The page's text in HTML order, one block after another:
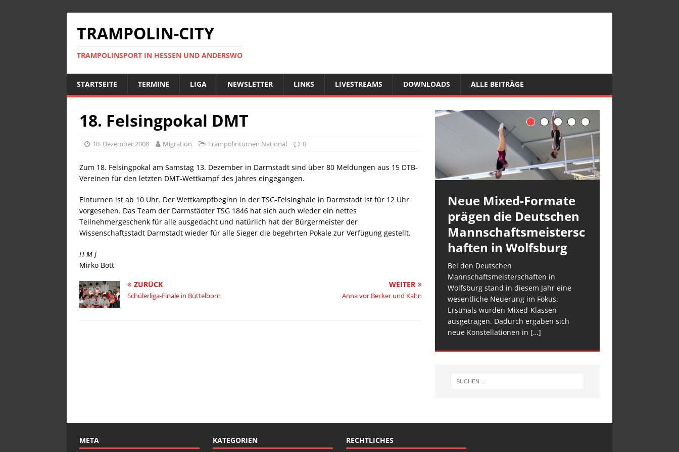
TRAMPOLIN-CITY
TRAMPOLINSPORT IN HESSEN UND ANDERSWO
STARTSEITE TERMINE LIGA NEWSLETTER LINKS LIVESTREAMS DOWNLOADS ALLE BEITRÄGE
18. Felsingpokal DMT
10. Dezember 2008 Migration Trampolinturnen National 0
Zum 18. Felsingpokal am Samstag 13. Dezember in Darmstadt sind über 80 Meldungen aus 15 DTB-
Vereinen für den letzten DMT-Wettkampf des Jahres eingegangen.
Einturnen ist ab 10 Uhr. Der Wettkampfbeginn in der TSG-Felsinghale in Darmstadt ist für 12 Uhr
vorgesehen. Das Team der Darmstädter TSG 1846 hat sich auch wieder ein nettes
Teilnehmergeschenk für alle ausgedacht und natürlich hat der Bürgermeister der
Wissenschaftsstadt Darmstadt wieder für alle Sieger die begehrten Pokale zur Verfügung gestellt.
H-M-J
Mirko Bott
ZURÜCK
Schülerliga-Finale in Büttelborn
WEITER
Anna vor Becker und Kahn
Neue Mixed-Formate
prägen die Deutschen
Mannschaftsmeistersc
haften in Wolfsburg
Bei den Deutschen
Mannschaftsmeisterschaften in
Wolfsburg stand in diesem Jahr eine
wesentliche Neuerung im Fokus:
Erstmals wurden Mixed-Klassen
ausgetragen. Dadurch ergaben sich
neue Konstellationen in […]
META KATEGORIEN RECHTLICHES